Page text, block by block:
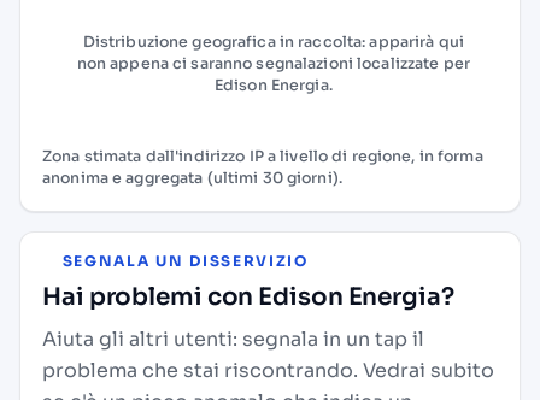
Distribuzione geografica in raccolta: apparirà qui
non appena ci saranno segnalazioni localizzate per
Edison Energia.
Zona stimata dall'indirizzo IP a livello di regione, in forma
anonima e aggregata (ultimi 30 giorni).
SEGNALA UN DISSERVIZIO
Hai problemi con Edison Energia?
Aiuta gli altri utenti: segnala in un tap il
problema che stai riscontrando. Vedrai subito